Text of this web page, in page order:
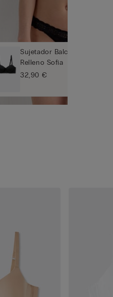
Sujetador Balconette de
Relleno Sofia
32,90 €